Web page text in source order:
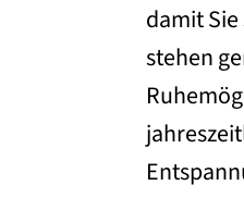
damit
stehen